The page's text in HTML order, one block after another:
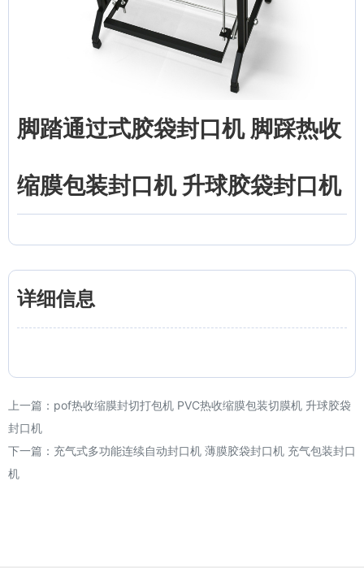
脚踏通过式胶袋封口机 脚踩热收
缩膜包装封口机 升球胶袋封口机
详细信息
上一篇： pof热收缩膜封切打包机 PVC热收缩膜包装切膜机 升球胶袋
封口机
下一篇： 充气式多功能连续自动封口机 薄膜胶袋封口机 充气包装封口
机